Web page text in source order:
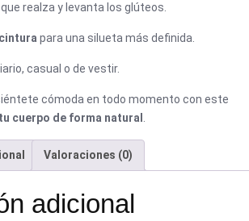
que realza y levanta los glúteos.
para una silueta más definida.
casual o de vestir.
cómoda en todo momento con este
cuerpo de forma natural
Valoraciones (0)
adicional